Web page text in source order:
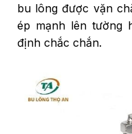
bu lông được vặn
ép mạnh lên tường
định chắc chắn.